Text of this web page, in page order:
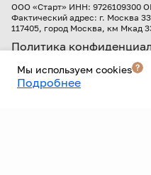
ООО «Старт» ИНН: 9726109300
Фактический адрес: г. Москва
117405, город Москва, км Мкад
Политика
Согласие на рекламную
Данный Интернет-сайт
информационный
Мы используем cookies
Подробнее